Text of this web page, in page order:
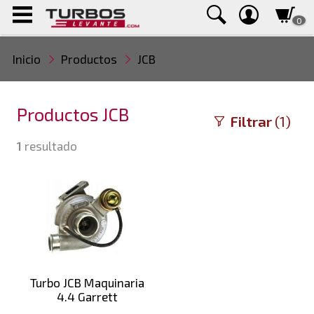
0
Inicio Productos JCB
Productos JCB Filtrar (1)
1 resultado
Turbo JCB Maquinaria
4.4 Garrett